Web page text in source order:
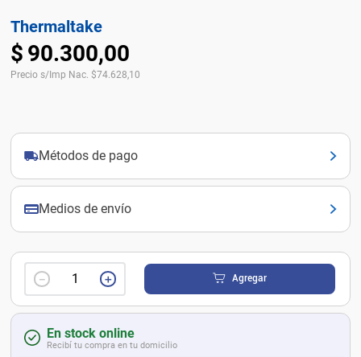
Thermaltake
$ 90.300,00
Precio s/Imp Nac. $74.628,10
Métodos de pago
Medios de envío
＋
－ Agregar
En stock online
Recibí tu compra en tu domicilio